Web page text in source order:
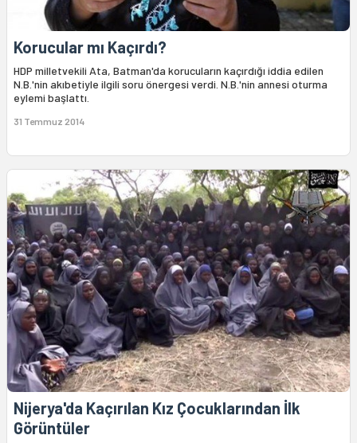
Korucular mı Kaçırdı?
HDP milletvekili Ata, Batman'da korucuların kaçırdığı iddia edilen
N.B.'nin akıbetiyle ilgili soru önergesi verdi. N.B.'nin annesi oturma
eylemi başlattı.
31 Temmuz 2014
Nijerya'da Kaçırılan Kız Çocuklarından İlk
Görüntüler